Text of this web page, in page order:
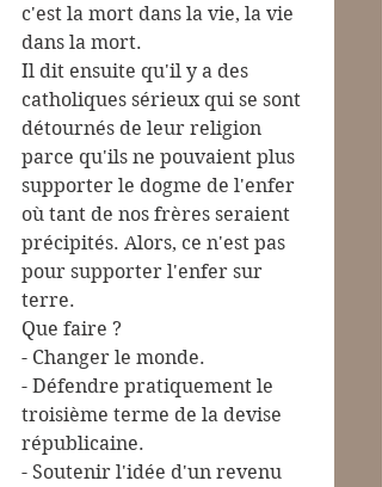
c'est la mort dans la vie, la vie
dans la mort.
Il dit ensuite qu'il y a des
catholiques sérieux qui se sont
détournés de leur religion
parce qu'ils ne pouvaient plus
supporter le dogme de l'enfer
où tant de nos frères seraient
précipités. Alors, ce n'est pas
pour supporter l'enfer sur
terre.
Que faire ?
- Changer le monde.
- Défendre pratiquement le
troisième terme de la devise
républicaine.
- Soutenir l'idée d'un revenu